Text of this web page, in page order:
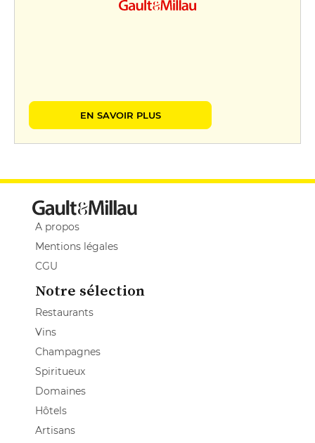
EN SAVOIR PLUS
A propos
Mentions légales
CGU
Notre sélection
Restaurants
Vins
Champagnes
Spiritueux
Domaines
Hôtels
Artisans